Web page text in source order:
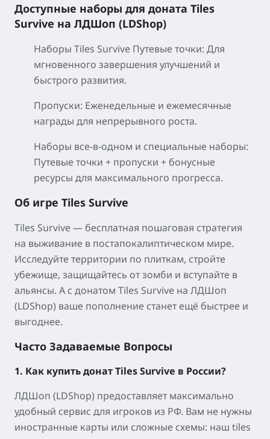
Доступные наборы для доната Tiles
Survive на ЛДШоп (LDShop)
Наборы Tiles Survive Путевые точки: Для
мгновенного завершения улучшений и
быстрого развития.
Пропуски: Еженедельные и ежемесячные
награды для непрерывного роста.
Наборы все-в-одном и специальные наборы:
Путевые точки + пропуски + бонусные
ресурсы для максимального прогресса.
Об игре Tiles Survive
Tiles Survive— бесплатная пошаговая стратегия
на выживание в постапокалиптическом мире.
Исследуйте территории по плиткам, стройте
убежище, защищайтесь от зомби и вступайте в
альянсы. А с донатом Tiles Survive на ЛДШоп
(LDShop) ваше пополнение станет ещё быстрее и
выгоднее.
Часто Задаваемые Вопросы
1. Как купить донат Tiles Survive в России?
ЛДШоп (LDShop) предоставляет максимально
удобный сервис для игроков из РФ. Вам не нужны
иностранные карты или сложные схемы: наш tiles